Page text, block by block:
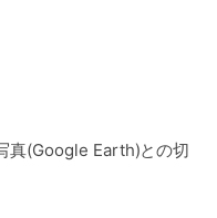
真(Google Earth)との切